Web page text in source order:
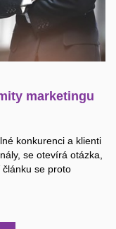
marketingu
konkurenci a klienti
se otevírá otázka,
se proto